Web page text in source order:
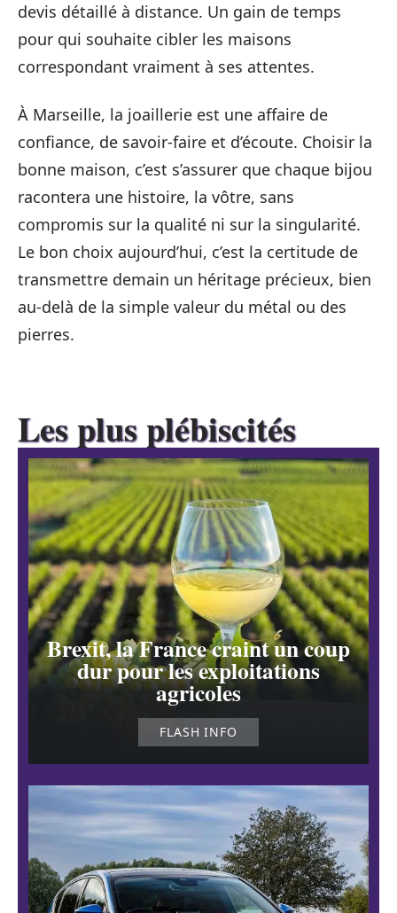
devis détaillé à distance. Un gain de temps
pour qui souhaite cibler les maisons
correspondant vraiment à ses attentes.
À Marseille, la joaillerie est une affaire de
confiance, de savoir-faire et d’écoute. Choisir la
bonne maison, c’est s’assurer que chaque bijou
racontera une histoire, la vôtre, sans
compromis sur la qualité ni sur la singularité.
Le bon choix aujourd’hui, c’est la certitude de
transmettre demain un héritage précieux, bien
au-delà de la simple valeur du métal ou des
pierres.
Les plus plébiscités
Brexit, la France craint un coup
dur pour les exploitations
agricoles
FLASH INFO